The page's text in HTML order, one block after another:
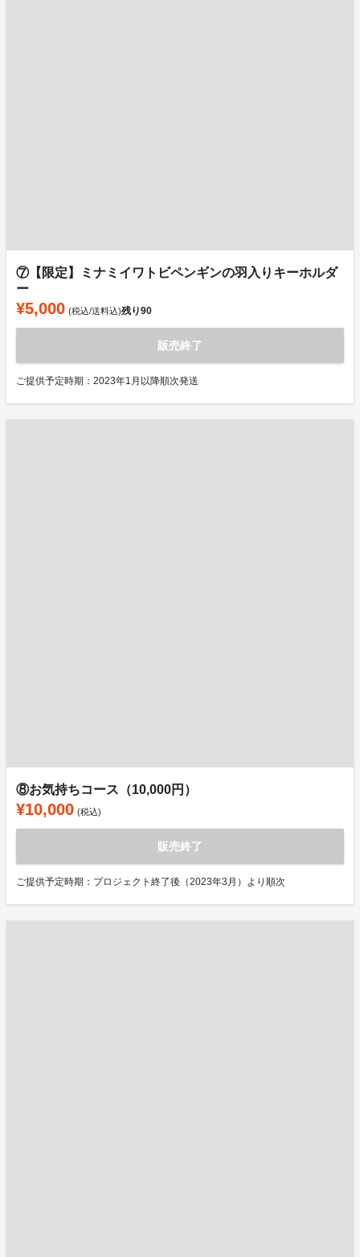
⑦【限定】ミナミイワトビペンギンの羽入りキーホルダ
ー
¥5,000 (税込/送料込)残り90
販売終了
ご提供予定時期：2023年1月以降順次発送
⑧お気持ちコース（10,000円）
¥10,000 (税込)
販売終了
ご提供予定時期：プロジェクト終了後（2023年3月）より順次